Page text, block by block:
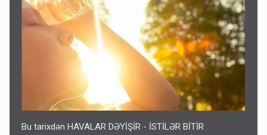
Bu tarixdən HAVALAR DƏYİŞİR - İSTİLƏR BİTİR